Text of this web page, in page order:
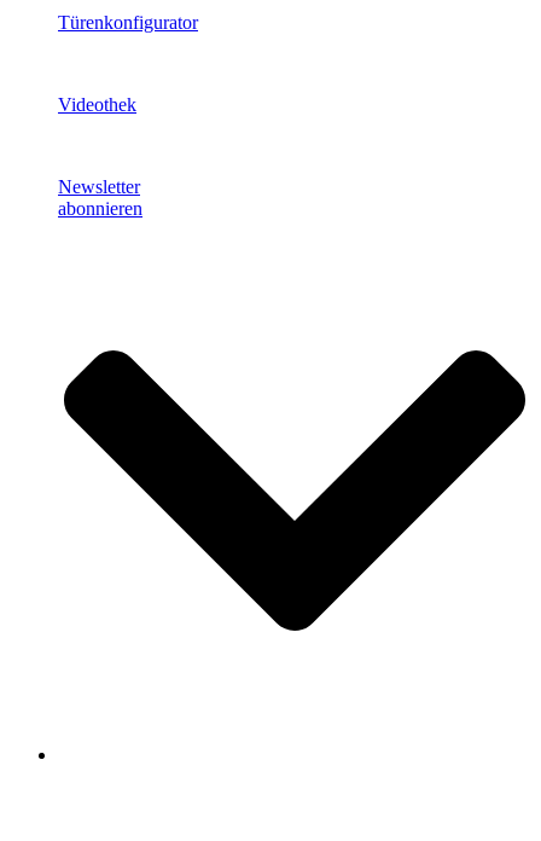
Türenkonfigurator
Videothek
Newsletter
abonnieren